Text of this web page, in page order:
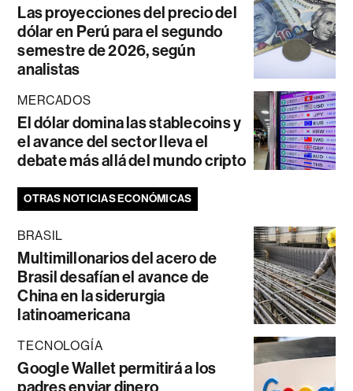
Las proyecciones del precio del
dólar en Perú para el segundo
semestre de 2026, según
analistas
MERCADOS
El dólar domina las stablecoins y
el avance del sector lleva el
debate más allá del mundo cripto
OTRAS NOTICIAS ECONÓMICAS
BRASIL
Multimillonarios del acero de
Brasil desafían el avance de
China en la siderurgia
latinoamericana
TECNOLOGÍA
Google Wallet permitirá a los
padres enviar dinero